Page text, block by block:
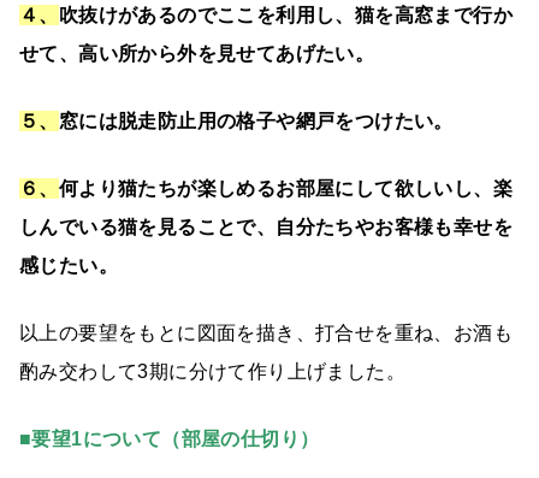
４、
吹抜けがあるのでここを利用し、猫を高窓まで行か
せて、高い所から外を見せてあげたい。
５、 窓には脱走防止用の格子や網戸をつけたい。
６、 何より猫たちが楽しめるお部屋にして欲しいし、楽
しんでいる猫を見ることで、自分たちやお客様も幸せを
感じたい。
以上の要望をもとに図面を描き、打合せを重ね、お酒も
酌み交わして3期に分けて作り上げました。
■要望1について（部屋の仕切り）